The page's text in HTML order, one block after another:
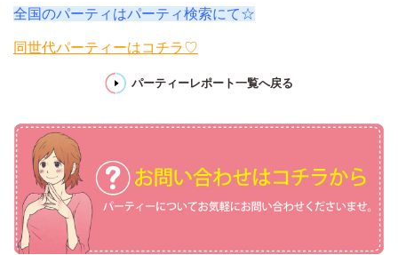
全国のパーティはパーティ検索にて☆
同世代パーティーはコチラ♡
パーティーレポート一覧へ戻る